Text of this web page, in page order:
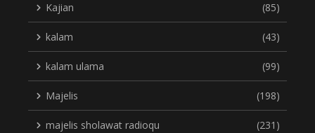
Kajian (85)
kalam (43)
kalam ulama (99)
Majelis (198)
majelis sholawat radioqu (231)